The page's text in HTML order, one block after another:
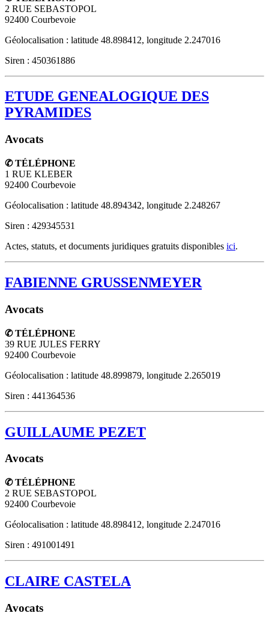
2 RUE SEBASTOPOL
92400 Courbevoie
Géolocalisation : latitude 48.898412, longitude 2.247016
Siren : 450361886
ETUDE GENEALOGIQUE DES
PYRAMIDES
Avocats
✆ TÉLÉPHONE
1 RUE KLEBER
92400 Courbevoie
Géolocalisation : latitude 48.894342, longitude 2.248267
Siren : 429345531
Actes, statuts, et documents juridiques gratuits disponibles ici.
FABIENNE GRUSSENMEYER
Avocats
✆ TÉLÉPHONE
39 RUE JULES FERRY
92400 Courbevoie
Géolocalisation : latitude 48.899879, longitude 2.265019
Siren : 441364536
GUILLAUME PEZET
Avocats
✆ TÉLÉPHONE
2 RUE SEBASTOPOL
92400 Courbevoie
Géolocalisation : latitude 48.898412, longitude 2.247016
Siren : 491001491
CLAIRE CASTELA
Avocats